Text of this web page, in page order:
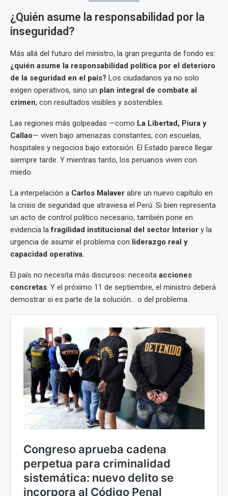
¿Quién asume la responsabilidad por la
inseguridad?
Más allá del futuro del ministro, la gran pregunta de fondo es:
¿quién asume la responsabilidad política por el deterioro
de la seguridad en el país? Los ciudadanos ya no solo
exigen operativos, sino un plan integral de combate al
crimen, con resultados visibles y sostenibles.
Las regiones más golpeadas —como La Libertad, Piura y
Callao— viven bajo amenazas constantes, con escuelas,
hospitales y negocios bajo extorsión. El Estado parece llegar
siempre tarde. Y mientras tanto, los peruanos viven con
miedo.
La interpelación a Carlos Malaver abre un nuevo capítulo en
la crisis de seguridad que atraviesa el Perú. Si bien representa
un acto de control político necesario, también pone en
evidencia lafragilidad institucional del sector Interior y la
urgencia de asumir el problema con liderazgo real y
capacidad operativa.
El país no necesita más discursos: necesita acciones
concretas. Y el próximo 11 de septiembre, el ministro deberá
demostrar si es parte de la solución... o del problema.